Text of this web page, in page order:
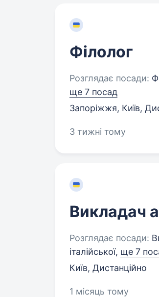
Філолог
Розглядає посади:
ще 7 посад
Запоріжжя, Київ,
3 тижні тому
Викладач
Розглядає посади:
італійської, ще 7
Київ, Дистанційно
1 місяць тому